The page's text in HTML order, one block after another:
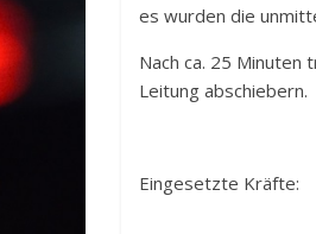
es wurden die
Nach ca. 25
Leitung abschiebern.
Eingesetzte Kräfte: